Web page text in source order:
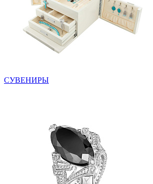
СУВЕНИРЫ